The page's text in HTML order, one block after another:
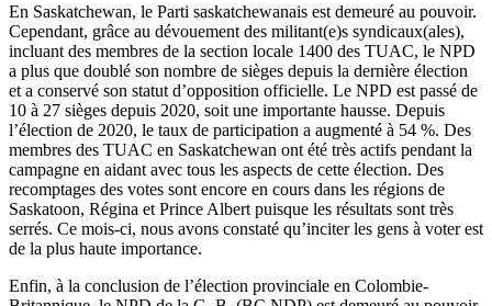
En Saskatchewan, le Parti saskatchewanais est demeuré au pouvoir.
Cependant, grâce au dévouement des militant(e)s syndicaux(ales),
incluant des membres de la section locale 1400 des TUAC, le NPD
a plus que doublé son nombre de sièges depuis la dernière élection
et a conservé son statut d’opposition officielle. Le NPD est passé de
10 à 27 sièges depuis 2020, soit une importante hausse. Depuis
l’élection de 2020, le taux de participation a augmenté à 54 %. Des
membres des TUAC en Saskatchewan ont été très actifs pendant la
campagne en aidant avec tous les aspects de cette élection. Des
recomptages des votes sont encore en cours dans les régions de
Saskatoon, Régina et Prince Albert puisque les résultats sont très
serrés. Ce mois-ci, nous avons constaté qu’inciter les gens à voter est
de la plus haute importance.
Enfin, à la conclusion de l’élection provinciale en Colombie-